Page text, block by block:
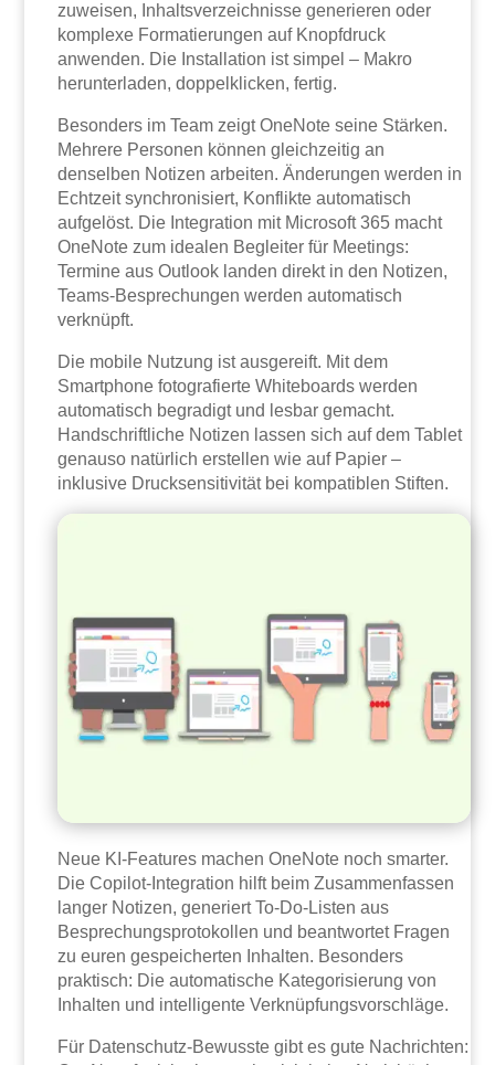
zuweisen, Inhaltsverzeichnisse generieren oder
komplexe Formatierungen auf Knopfdruck
anwenden. Die Installation ist simpel – Makro
herunterladen, doppelklicken, fertig.
Besonders im Team zeigt OneNote seine Stärken.
Mehrere Personen können gleichzeitig an
denselben Notizen arbeiten. Änderungen werden in
Echtzeit synchronisiert, Konflikte automatisch
aufgelöst. Die Integration mit Microsoft 365 macht
OneNote zum idealen Begleiter für Meetings:
Termine aus Outlook landen direkt in den Notizen,
Teams-Besprechungen werden automatisch
verknüpft.
Die mobile Nutzung ist ausgereift. Mit dem
Smartphone fotografierte Whiteboards werden
automatisch begradigt und lesbar gemacht.
Handschriftliche Notizen lassen sich auf dem Tablet
genauso natürlich erstellen wie auf Papier –
inklusive Drucksensitivität bei kompatiblen Stiften.
Neue KI-Features machen OneNote noch smarter.
Die Copilot-Integration hilft beim Zusammenfassen
langer Notizen, generiert To-Do-Listen aus
Besprechungsprotokollen und beantwortet Fragen
zu euren gespeicherten Inhalten. Besonders
praktisch: Die automatische Kategorisierung von
Inhalten und intelligente Verknüpfungsvorschläge.
Für Datenschutz-Bewusste gibt es gute Nachrichten: